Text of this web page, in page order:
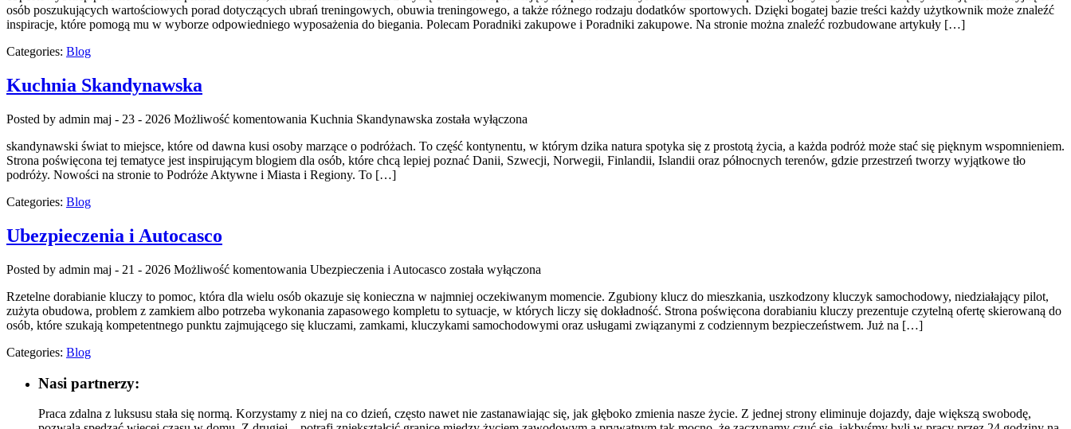
osób poszukujących wartościowych porad dotyczących ubrań treningowych, obuwia treningowego, a także różnego rodzaju dodatków sportowych. Dzięki bogatej bazie treści każdy użytkownik może znaleźć
inspiracje, które pomogą mu w wyborze odpowiedniego wyposażenia do biegania. Polecam Poradniki zakupowe i Poradniki zakupowe. Na stronie można znaleźć rozbudowane artykuły […]
Categories: Blog
Kuchnia Skandynawska
Posted by admin maj - 23 - 2026 Możliwość komentowania Kuchnia Skandynawska została wyłączona
skandynawski świat to miejsce, które od dawna kusi osoby marzące o podróżach. To część kontynentu, w którym dzika natura spotyka się z prostotą życia, a każda podróż może stać się pięknym wspomnieniem.
Strona poświęcona tej tematyce jest inspirującym blogiem dla osób, które chcą lepiej poznać Danii, Szwecji, Norwegii, Finlandii, Islandii oraz północnych terenów, gdzie przestrzeń tworzy wyjątkowe tło
podróży. Nowości na stronie to Podróże Aktywne i Miasta i Regiony. To […]
Categories: Blog
Ubezpieczenia i Autocasco
Posted by admin maj - 21 - 2026 Możliwość komentowania Ubezpieczenia i Autocasco została wyłączona
Rzetelne dorabianie kluczy to pomoc, która dla wielu osób okazuje się konieczna w najmniej oczekiwanym momencie. Zgubiony klucz do mieszkania, uszkodzony kluczyk samochodowy, niedziałający pilot,
zużyta obudowa, problem z zamkiem albo potrzeba wykonania zapasowego kompletu to sytuacje, w których liczy się dokładność. Strona poświęcona dorabianiu kluczy prezentuje czytelną ofertę skierowaną do
osób, które szukają kompetentnego punktu zajmującego się kluczami, zamkami, kluczykami samochodowymi oraz usługami związanymi z codziennym bezpieczeństwem. Już na […]
Categories: Blog
Nasi partnerzy:
Praca zdalna z luksusu stała się normą. Korzystamy z niej na co dzień, często nawet nie zastanawiając się, jak głęboko zmienia nasze życie. Z jednej strony eliminuje dojazdy, daje większą swobodę,